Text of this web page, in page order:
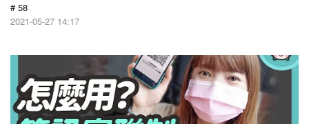
# 58
2021-05-27 14:17